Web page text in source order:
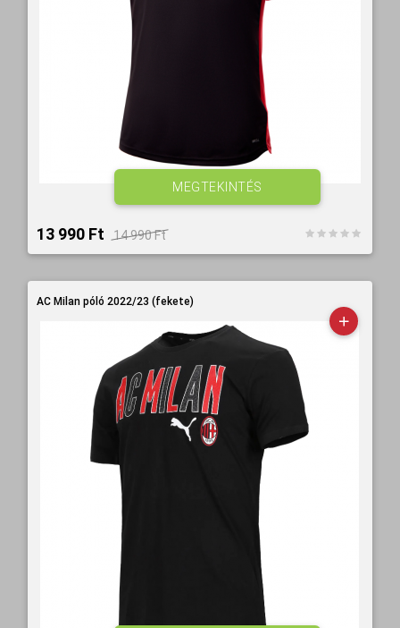
13 990 Ft‎ 14 990 Ft‎
MEGTEKINTÉS
AC Milan póló 2022/23 (fekete)